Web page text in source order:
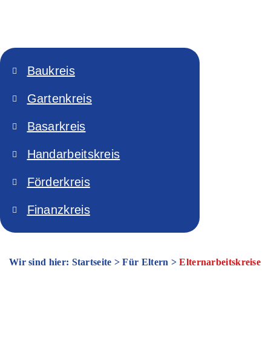
Baukreis
Gartenkreis
Basarkreis
Handarbeitskreis
Förderkreis
Finanzkreis
Wir sind hier: Startseite >Für Eltern >Elternarbeitskreise